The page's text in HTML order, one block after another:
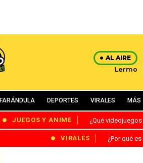
AL AIRE
Lermo
FARÁNDULA DEPORTES VIRALES MÁS
JUEGOS Y ANIME ¿Qué
VIRALES ¿Por qué